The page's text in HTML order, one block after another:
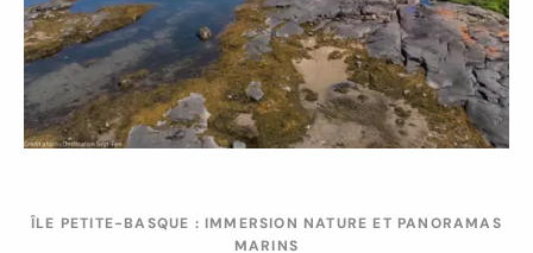
ÎLE PETITE-BASQUE : IMMERSION NATURE ET PANORAMAS
MARINS